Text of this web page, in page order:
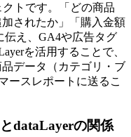
クトです。「どの商品
されたか」「購入金額
伝え、GA4や広告タグ
を活用することで、
データ（カテゴリ・ブ
ースレポートに送るこ
dataLayerの関係